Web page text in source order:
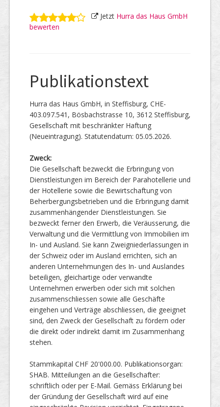
Jetzt Hurra das Haus GmbH
bewerten
Publikationstext
Hurra das Haus GmbH, in Steffisburg, CHE-
403.097.541, Bösbachstrasse 10, 3612 Steffisburg,
Gesellschaft mit beschränkter Haftung
(Neueintragung). Statutendatum: 05.05.2026.
Zweck:
Die Gesellschaft bezweckt die Erbringung von
Dienstleistungen im Bereich der Parahotellerie und
der Hotellerie sowie die Bewirtschaftung von
Beherbergungsbetrieben und die Erbringung damit
zusammenhängender Dienstleistungen. Sie
bezweckt ferner den Erwerb, die Veräusserung, die
Verwaltung und die Vermittlung von Immobilien im
In- und Ausland. Sie kann Zweigniederlassungen in
der Schweiz oder im Ausland errichten, sich an
anderen Unternehmungen des In- und Auslandes
beteiligen, gleichartige oder verwandte
Unternehmen erwerben oder sich mit solchen
zusammenschliessen sowie alle Geschäfte
eingehen und Verträge abschliessen, die geeignet
sind, den Zweck der Gesellschaft zu fördern oder
die direkt oder indirekt damit im Zusammenhang
stehen.
Stammkapital CHF 20'000.00. Publikationsorgan:
SHAB. Mitteilungen an die Gesellschafter:
schriftlich oder per E-Mail. Gemäss Erklärung bei
der Gründung der Gesellschaft wird auf eine